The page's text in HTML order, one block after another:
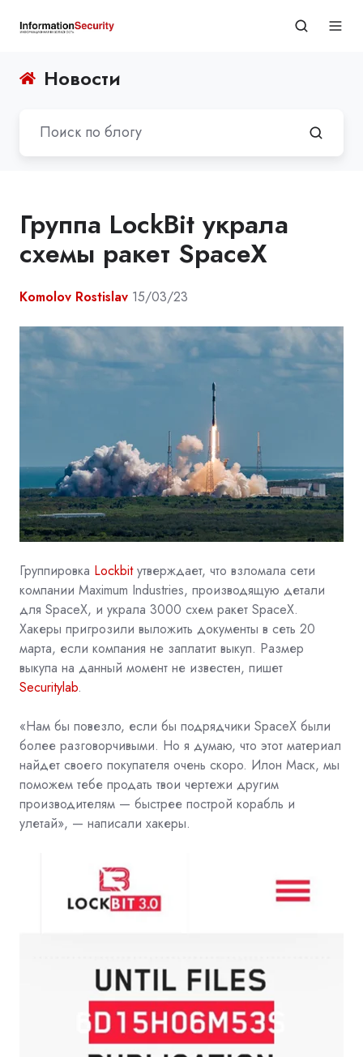
Новости
Группа LockBit украла
схемы ракет SpaceX
Komolov Rostislav 15/03/23
Группировка Lockbit утверждает, что взломала сети
компании Maximum Industries, производящую детали
для SpaceX, и украла 3000 схем ракет SpaceX.
Хакеры пригрозили выложить документы в сеть 20
марта, если компания не заплатит выкуп. Размер
выкупа на данный момент не известен, пишет
Securitylab.
«Нам бы повезло, если бы подрядчики SpaceX были
более разговорчивыми. Но я думаю, что этот материал
найдет своего покупателя очень скоро. Илон Маск, мы
поможем тебе продать твои чертежи другим
производителям — быстрее построй корабль и
улетай», — написали хакеры.